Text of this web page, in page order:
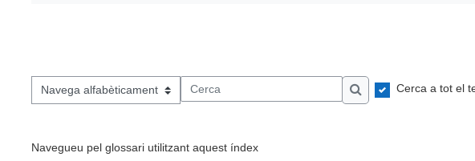
utilitzant aquest índex
Cerca
Cerca
Cerca a tot el
Navegueu pel glossari utilitzant aquest índex